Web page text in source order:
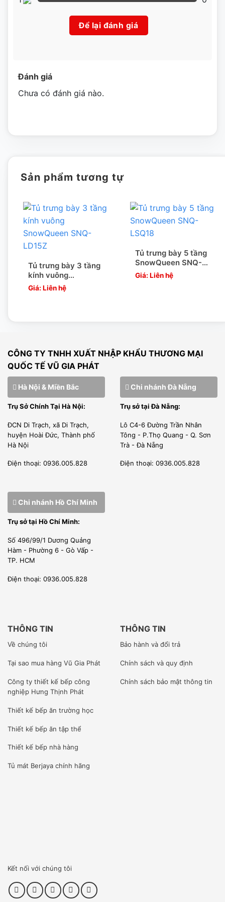
vuông SnowQueen SNQ-TD09Z
– Sử dụng nguồn điện phù hợp với tủ để tủ được hoạt
Để lại đánh giá
Đánh giá
Chưa có đánh giá nào.
Sản phẩm tương tự
Tủ trưng bày 3 tầng
kính vuông
SnowQueen SNQ-
LD15Z
Giá: Liên hệ
Tủ trưng bày 5 tầng
SnowQueen SNQ-
LSQ18
Giá: Liên hệ
CÔNG TY TNHH XUẤT NHẬP KHẨU THƯƠNG MẠI
QUỐC TẾ VŨ GIA PHÁT
Hà Nội & Miền Bắc
Trụ Sở Chính Tại Hà Nội:
ĐCN Di Trạch, xã Di Trạch,
huyện Hoài Đức, Thành phố
Hà Nội
Điện thoại: 0936.005.828
Chi nhánh Đà Nẵng
Trụ sở tại Đà Nẵng:
Lô C4-6 Đường Trần Nhân
Tông - P.Thọ Quang - Q. Sơn
Trà - Đà Nẵng
Điện thoại: 0936.005.828
Chi nhánh Hồ Chí Minh
Trụ sở tại Hồ Chí Minh:
Số 496/99/1 Dương Quảng
Hàm - Phường 6 - Gò Vấp -
TP. HCM
Điện thoại: 0936.005.828
THÔNG TIN
Về chúng tôi
Tại sao mua hàng Vũ Gia Phát
Công ty thiết kế bếp công
nghiệp Hưng Thịnh Phát
Thiết kế bếp ăn trường học
Thiết kế bếp ăn tập thể
Thiết kế bếp nhà hàng
Tủ mát Berjaya chính hãng
THÔNG TIN
Bảo hành và đổi trả
Chính sách và quy định
Chính sách bảo mật thông tin
Kết nối với chúng tôi